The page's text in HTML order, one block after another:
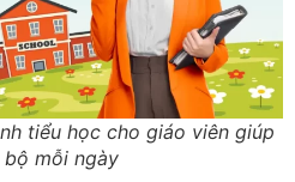
tiểu học cho giáo viên giúp
mỗi ngày